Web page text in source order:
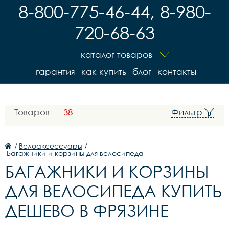
8-800-775-46-44, 8-980-
720-68-63
каталог товаров
контакты
блог
как купить
гарантия
Товаров — 38 Фильтр
/ Велоаксессуары /
Багажники и корзины для велосипеда
БАГАЖНИКИ И КОРЗИНЫ
ДЛЯ ВЕЛОСИПЕДА КУПИТЬ
ДЕШЕВО В ФРЯЗИНЕ